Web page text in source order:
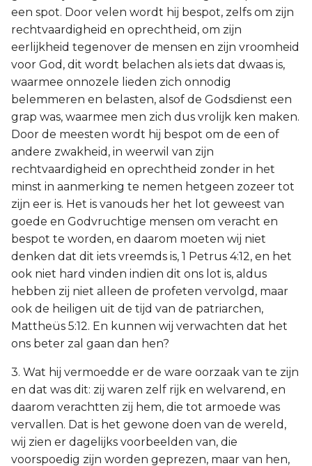
een spot. Door velen wordt hij bespot, zelfs om zijn
rechtvaardigheid en oprechtheid, om zijn
eerlijkheid tegenover de mensen en zijn vroomheid
voor God, dit wordt belachen als iets dat dwaas is,
waarmee onnozele lieden zich onnodig
belemmeren en belasten, alsof de Godsdienst een
grap was, waarmee men zich dus vrolijk ken maken.
Door de meesten wordt hij bespot om de een of
andere zwakheid, in weerwil van zijn
rechtvaardigheid en oprechtheid zonder in het
minst in aanmerking te nemen hetgeen zozeer tot
zijn eer is. Het is vanouds her het lot geweest van
goede en Godvruchtige mensen om veracht en
bespot te worden, en daarom moeten wij niet
denken dat dit iets vreemds is, 1 Petrus 4:12, en het
ook niet hard vinden indien dit ons lot is, aldus
hebben zij niet alleen de profeten vervolgd, maar
ook de heiligen uit de tijd van de patriarchen,
Mattheüs 5:12. En kunnen wij verwachten dat het
ons beter zal gaan dan hen?
3. Wat hij vermoedde er de ware oorzaak van te zijn
en dat was dit: zij waren zelf rijk en welvarend, en
daarom verachtten zij hem, die tot armoede was
vervallen. Dat is het gewone doen van de wereld,
wij zien er dagelijks voorbeelden van, die
voorspoedig zijn worden geprezen, maar van hen,